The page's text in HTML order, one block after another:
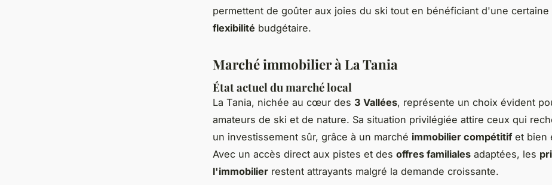
permettent de goûter aux joies du ski tout en bénéficiant d'une certaine
flexibilité budgétaire.
Marché immobilier à La Tania
État actuel du marché local
La Tania, nichée au cœur des 3 Vallées, représente un choix évident
amateurs de ski et de nature. Sa situation privilégiée attire ceux qui
un investissement sûr, grâce à un marché immobilier compétitifet bien
Avec un accès direct aux pistes et des offres familiales adaptées, les
l'immobilier restent attrayants malgré la demande croissante.